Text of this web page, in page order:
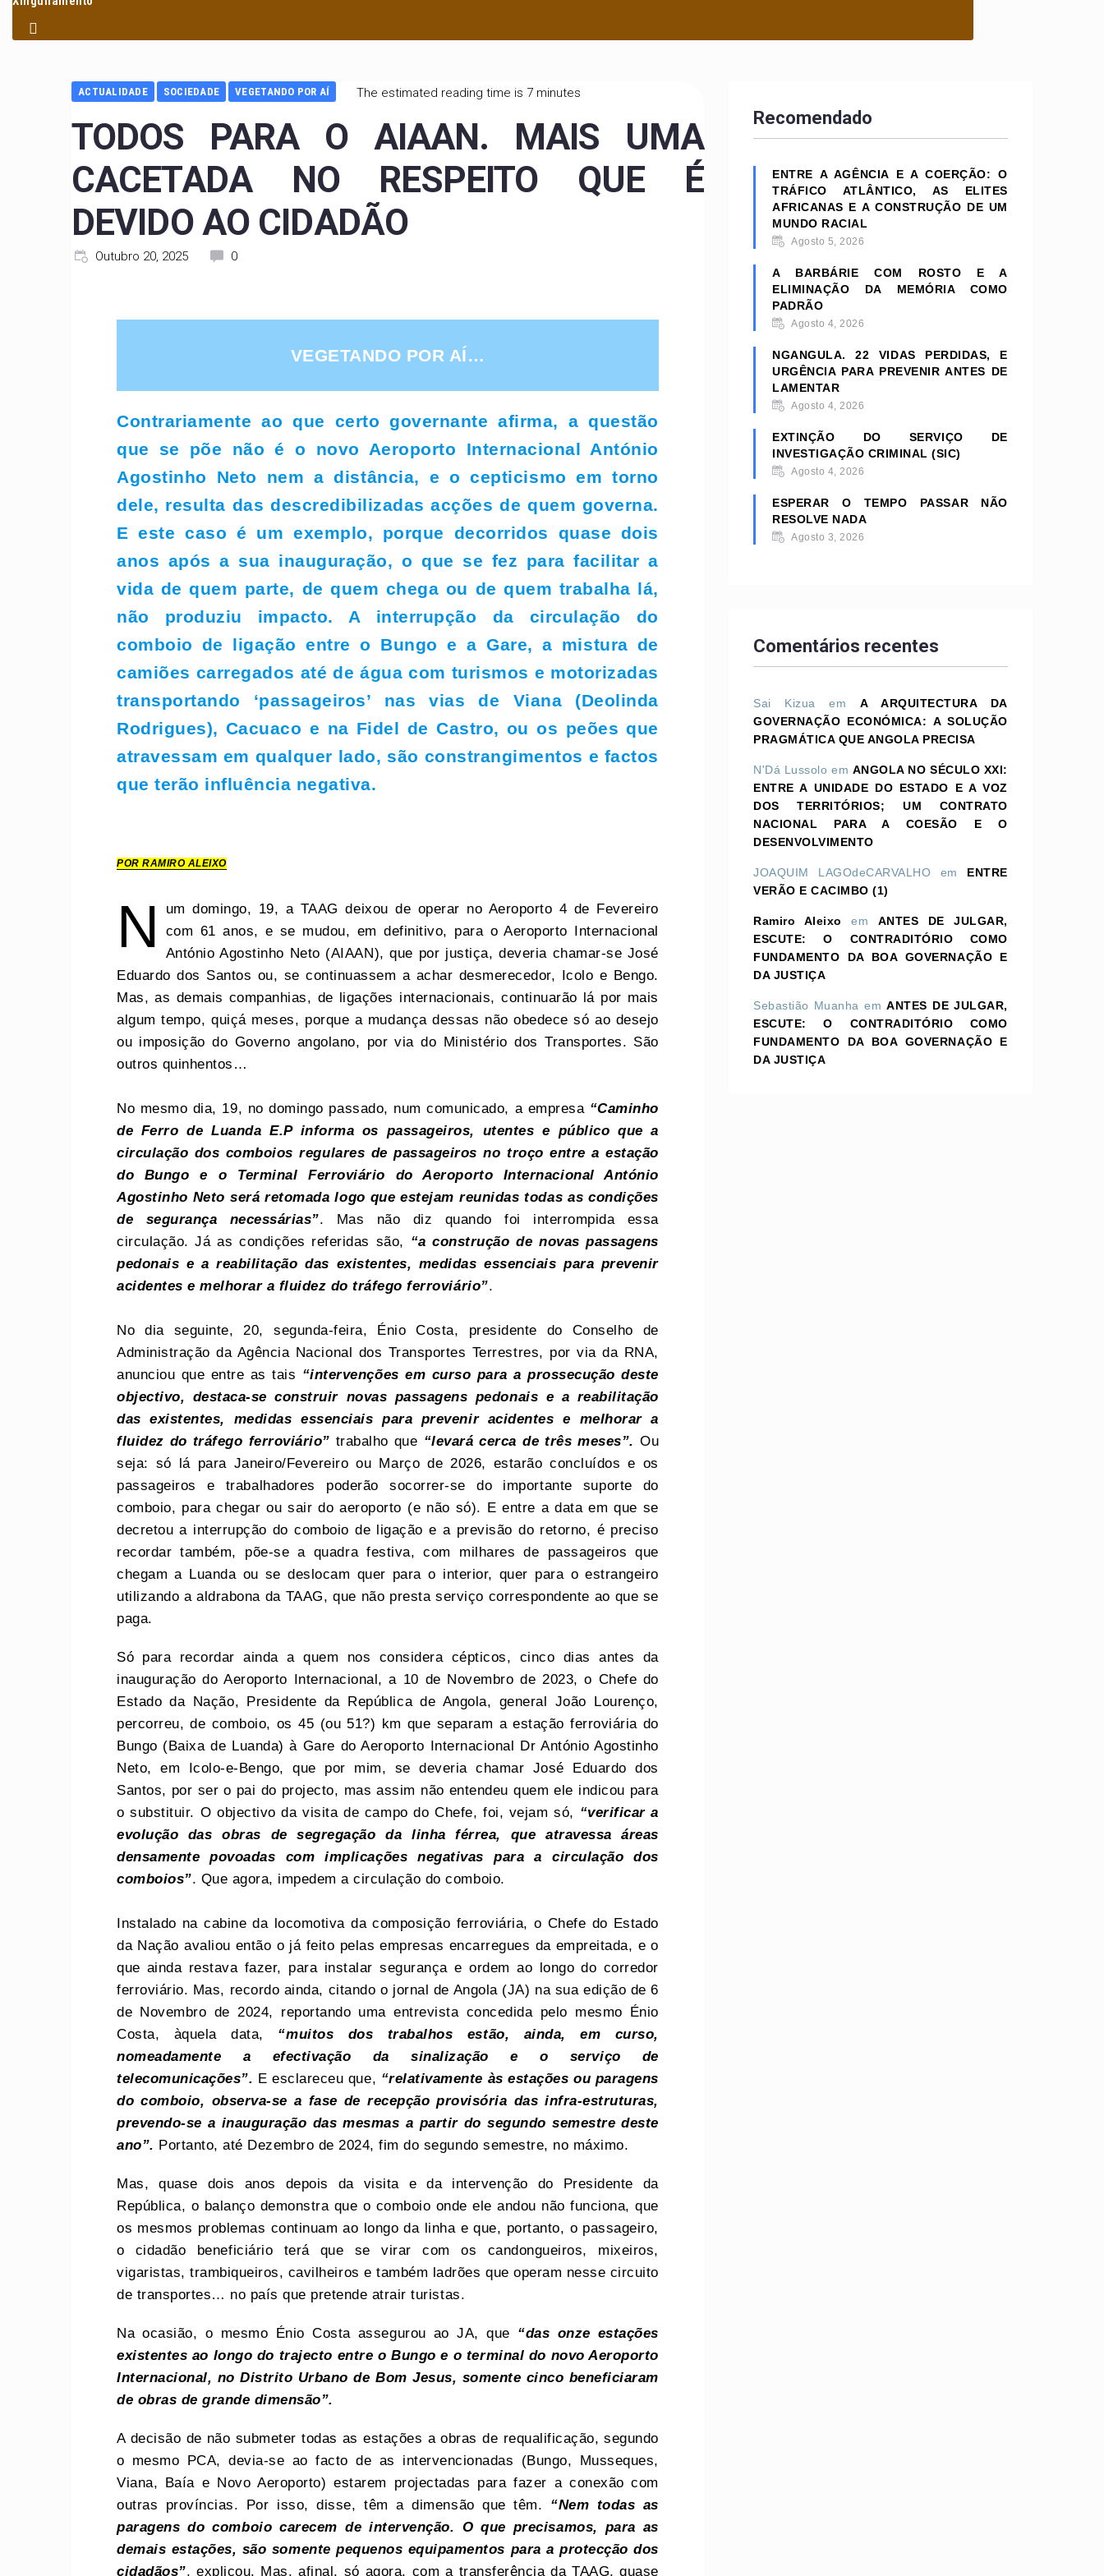
ACTUALIDADE SOCIEDADE VEGETANDO POR AÍ The estimated reading time is 7 minutes
TODOS PARA O AIAAN. MAIS UMA
CACETADA NO RESPEITO QUE É
DEVIDO AO CIDADÃO
Outubro 20, 2025 0
VEGETANDO POR AÍ…
Contrariamente ao que certo governante afirma, a questão
que se põe não é o novo Aeroporto Internacional António
Agostinho Neto nem a distância, e o cepticismo em torno
dele, resulta das descredibilizadas acções de quem governa.
E este caso é um exemplo, porque decorridos quase dois
anos após a sua inauguração, o que se fez para facilitar a
vida de quem parte, de quem chega ou de quem trabalha lá,
não produziu impacto. A interrupção da circulação do
comboio de ligação entre o Bungo e a Gare, a mistura de
camiões carregados até de água com turismos e motorizadas
transportando ‘passageiros’ nas vias de Viana (Deolinda
Rodrigues), Cacuaco e na Fidel de Castro, ou os peões que
atravessam em qualquer lado, são constrangimentos e factos
que terão influência negativa.
POR RAMIRO ALEIXO
N
um domingo, 19, a TAAG deixou de operar no Aeroporto 4 de Fevereiro
com 61 anos, e se mudou, em definitivo, para o Aeroporto Internacional
António Agostinho Neto (AIAAN), que por justiça, deveria chamar-se José
Eduardo dos Santos ou, se continuassem a achar desmerecedor, Icolo e Bengo.
Mas, as demais companhias, de ligações internacionais, continuarão lá por mais
algum tempo, quiçá meses, porque a mudança dessas não obedece só ao desejo
ou imposição do Governo angolano, por via do Ministério dos Transportes. São
outros quinhentos…
No mesmo dia, 19, no domingo passado, num comunicado, a empresa “Caminho
de Ferro de Luanda E.P informa os passageiros, utentes e público que a
circulação dos comboios regulares de passageiros no troço entre a estação
do Bungo e o Terminal Ferroviário do Aeroporto Internacional António
Agostinho Neto será retomada logo que estejam reunidas todas as condições
de segurança necessárias”. Mas não diz quando foi interrompida essa
circulação. Já as condições referidas são, “a construção de novas passagens
pedonais e a reabilitação das existentes, medidas essenciais para prevenir
acidentes e melhorar a fluidez do tráfego ferroviário”.
No dia seguinte, 20, segunda-feira, Énio Costa, presidente do Conselho de
Administração da Agência Nacional dos Transportes Terrestres, por via da RNA,
anunciou que entre as tais “intervenções em curso para a prossecução deste
objectivo, destaca-se construir novas passagens pedonais e a reabilitação
das existentes, medidas essenciais para prevenir acidentes e melhorar a
fluidez do tráfego ferroviário” trabalho que “levará cerca de três meses”. Ou
seja: só lá para Janeiro/Fevereiro ou Março de 2026, estarão concluídos e os
passageiros e trabalhadores poderão socorrer-se do importante suporte do
comboio, para chegar ou sair do aeroporto (e não só). E entre a data em que se
decretou a interrupção do comboio de ligação e a previsão do retorno, é preciso
recordar também, põe-se a quadra festiva, com milhares de passageiros que
chegam a Luanda ou se deslocam quer para o interior, quer para o estrangeiro
utilizando a aldrabona da TAAG, que não presta serviço correspondente ao que se
paga.
Só para recordar ainda a quem nos considera cépticos, cinco dias antes da
inauguração do Aeroporto Internacional, a 10 de Novembro de 2023, o Chefe do
Estado da Nação, Presidente da República de Angola, general João Lourenço,
percorreu, de comboio, os 45 (ou 51?) km que separam a estação ferroviária do
Bungo (Baixa de Luanda) à Gare do Aeroporto Internacional Dr António Agostinho
Neto, em Icolo-e-Bengo, que por mim, se deveria chamar José Eduardo dos
Santos, por ser o pai do projecto, mas assim não entendeu quem ele indicou para
o substituir. O objectivo da visita de campo do Chefe, foi, vejam só, “verificar a
evolução das obras de segregação da linha férrea, que atravessa áreas
densamente povoadas com implicações negativas para a circulação dos
comboios”. Que agora, impedem a circulação do comboio.
Instalado na cabine da locomotiva da composição ferroviária, o Chefe do Estado
da Nação avaliou então o já feito pelas empresas encarregues da empreitada, e o
que ainda restava fazer, para instalar segurança e ordem ao longo do corredor
ferroviário. Mas, recordo ainda, citando o jornal de Angola (JA) na sua edição de 6
de Novembro de 2024, reportando uma entrevista concedida pelo mesmo Énio
Costa, àquela data, “muitos dos trabalhos estão, ainda, em curso,
nomeadamente a efectivação da sinalização e o serviço de
telecomunicações”. E esclareceu que, “relativamente às estações ou paragens
do comboio, observa-se a fase de recepção provisória das infra-estruturas,
prevendo-se a inauguração das mesmas a partir do segundo semestre deste
ano”. Portanto, até Dezembro de 2024, fim do segundo semestre, no máximo.
Mas, quase dois anos depois da visita e da intervenção do Presidente da
República, o balanço demonstra que o comboio onde ele andou não funciona, que
os mesmos problemas continuam ao longo da linha e que, portanto, o passageiro,
o cidadão beneficiário terá que se virar com os candongueiros, mixeiros,
vigaristas, trambiqueiros, cavilheiros e também ladrões que operam nesse circuito
de transportes… no país que pretende atrair turistas.
Na ocasião, o mesmo Énio Costa assegurou ao JA, que “das onze estações
existentes ao longo do trajecto entre o Bungo e o terminal do novo Aeroporto
Internacional, no Distrito Urbano de Bom Jesus, somente cinco beneficiaram
de obras de grande dimensão”.
A decisão de não submeter todas as estações a obras de requalificação, segundo
o mesmo PCA, devia-se ao facto de as intervencionadas (Bungo, Musseques,
Viana, Baía e Novo Aeroporto) estarem projectadas para fazer a conexão com
outras províncias. Por isso, disse, têm a dimensão que têm. “Nem todas as
paragens do comboio carecem de intervenção. O que precisamos, para as
demais estações, são somente pequenos equipamentos para a protecção dos
cidadãos”, explicou. Mas, afinal, só agora, com a transferência da TAAG, quase
Recomendado
ENTRE A AGÊNCIA E A COERÇÃO: O
TRÁFICO ATLÂNTICO, AS ELITES
AFRICANAS E A CONSTRUÇÃO DE UM
MUNDO RACIAL
Agosto 5, 2026
A BARBÁRIE COM ROSTO E A
ELIMINAÇÃO DA MEMÓRIA COMO
PADRÃO
Agosto 4, 2026
NGANGULA. 22 VIDAS PERDIDAS, E
URGÊNCIA PARA PREVENIR ANTES DE
LAMENTAR
Agosto 4, 2026
EXTINÇÃO DO SERVIÇO DE
INVESTIGAÇÃO CRIMINAL (SIC)
Agosto 4, 2026
ESPERAR O TEMPO PASSAR NÃO
RESOLVE NADA
Agosto 3, 2026
Comentários recentes
Sai Kizua emA ARQUITECTURA DA
GOVERNAÇÃO ECONÓMICA: A SOLUÇÃO
PRAGMÁTICA QUE ANGOLA PRECISA
N'Dá Lussolo em ANGOLA NO SÉCULO XXI:
ENTRE A UNIDADE DO ESTADO E A VOZ
DOS TERRITÓRIOS; UM CONTRATO
NACIONAL PARA A COESÃO E O
DESENVOLVIMENTO
JOAQUIM LAGOdeCARVALHO em ENTRE
VERÃO E CACIMBO (1)
Ramiro Aleixo em ANTES DE JULGAR,
ESCUTE: O CONTRADITÓRIO COMO
FUNDAMENTO DA BOA GOVERNAÇÃO E
DA JUSTIÇA
Sebastião Muanha emANTES DE JULGAR,
ESCUTE: O CONTRADITÓRIO COMO
FUNDAMENTO DA BOA GOVERNAÇÃO E
DA JUSTIÇA